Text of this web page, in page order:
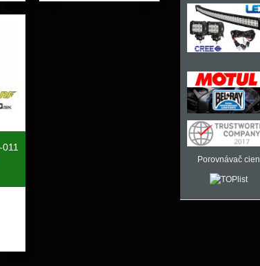
Porovnávač cien